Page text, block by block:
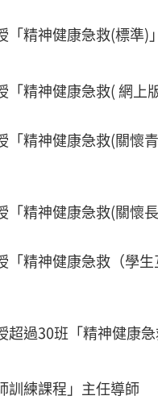
「精神健康急救(標準)
「精神健康急救( 網上
「精神健康急救(關懷
「精神健康急救(關懷
「精神健康急救（學
超過30班「精神健康急
訓練課程」主任導師